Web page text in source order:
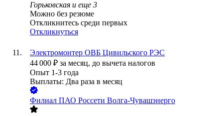
Горьковская и еще 3
Можно без резюме
Откликнитесь среди первых
Откликнуться
Электромонтер ОВБ Цивильского РЭС
44 000 ₽ за месяц, до вычета налогов
Опыт 1-3 года
Выплаты: Два раза в месяц
Филиал ПАО Россети Волга-Чувашэнерго